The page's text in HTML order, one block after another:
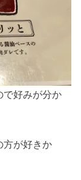
で好みが分か
方が好きか